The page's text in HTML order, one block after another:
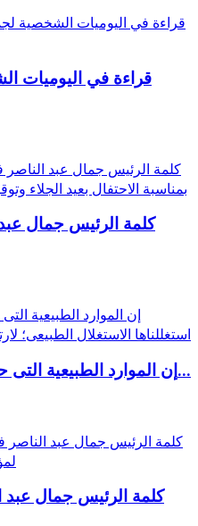
قراءة في اليوميات
كلمة الرئيس جمال
إن الموارد الطبيعية التى حبتنا بها الطبيعة إذا...
كلمة الرئيس جمال عبد